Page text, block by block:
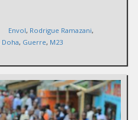
Envol, Rodrigue Ramazani,
Doha, Guerre, M23